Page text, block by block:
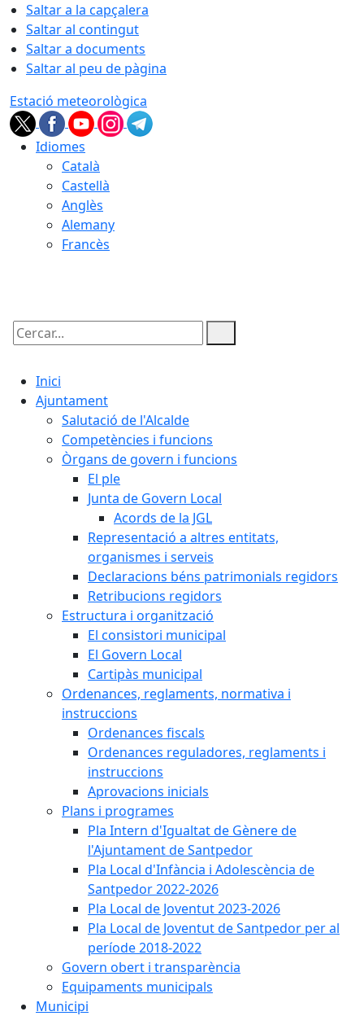
Saltar a la capçalera
Saltar al contingut
Saltar a documents
Saltar al peu de pàgina
Estació meteorològica
Idiomes
Català
Castellà
Anglès
Alemany
Francès
Cercar:
Inici
Ajuntament
Salutació de l'Alcalde
Competències i funcions
Òrgans de govern i funcions
El ple
Junta de Govern Local
Acords de la JGL
Representació a altres entitats,
organismes i serveis
Declaracions béns patrimonials regidors
Retribucions regidors
Estructura i organització
El consistori municipal
El Govern Local
Cartipàs municipal
Ordenances, reglaments, normativa i
instruccions
Ordenances fiscals
Ordenances reguladores, reglaments i
instruccions
Aprovacions inicials
Plans i programes
Pla Intern d'Igualtat de Gènere de
l'Ajuntament de Santpedor
Pla Local d'Infància i Adolescència de
Santpedor 2022-2026
Pla Local de Joventut 2023-2026
Pla Local de Joventut de Santpedor per al
període 2018-2022
Govern obert i transparència
Equipaments municipals
Municipi